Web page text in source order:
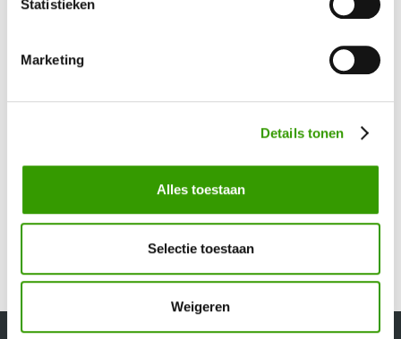
Statistieken
Marketing
Details tonen
Alles toestaan
Selectie toestaan
Weigeren
. Uiteraard kunt u ook
gebruik maken van onscontactformulier.